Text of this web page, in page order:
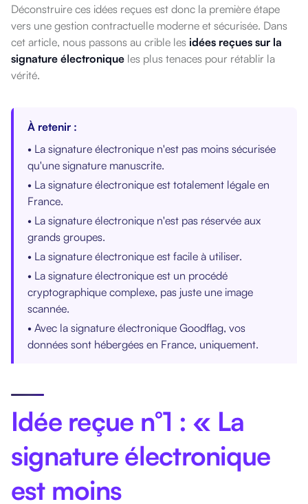
Déconstruire ces idées reçues est donc la première étape
vers une gestion contractuelle moderne et sécurisée. Dans
cet article, nous passons au crible les idées reçues sur la
signature électronique les plus tenaces pour rétablir la
vérité.
À retenir :
• La signature électronique n'est pas moins sécurisée
qu'une signature manuscrite.
• La signature électronique est totalement légale en
France.
• La signature électronique n'est pas réservée aux
grands groupes.
• La signature électronique est facile à utiliser.
• La signature électronique est un procédé
cryptographique complexe, pas juste une image
scannée.
• Avec la signature électronique Goodflag, vos
données sont hébergées en France, uniquement.
Idée reçue n°1 : « La
signature électronique
est moins